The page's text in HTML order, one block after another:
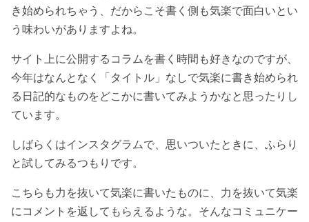
き始められちゃう、だからこそ書く側も気楽で面白いとい
う味わいがありますよね。
サイト上に公開するコラムを書く時間も好きなのですが、
今年はなんとなく「タイトル」なしで気楽に書き始められ
る日記的なものをどこかに書いてみようかなと思ったりし
ています。
しばらくはインスタグラムで、思いついたときに、ふらり
と試してみるつもりです。
こちらも力を抜いて気楽に書いたものに、力を抜いて気楽
にコメントを返してもらえるような。そんなコミュニケー